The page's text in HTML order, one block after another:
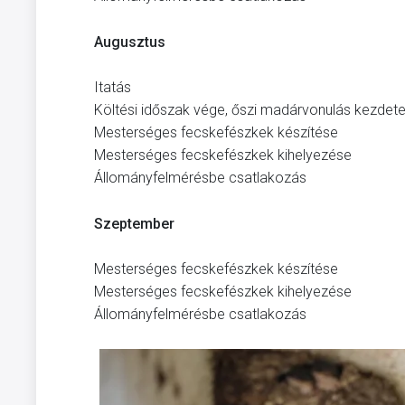
Augusztus
Itatás
Költési időszak vége, őszi madárvonulás kezdete
Mesterséges fecskefészkek készítése
Mesterséges fecskefészkek kihelyezése
Állományfelmérésbe csatlakozás
Szeptember
Mesterséges fecskefészkek készítése
Mesterséges fecskefészkek kihelyezése
Állományfelmérésbe csatlakozás